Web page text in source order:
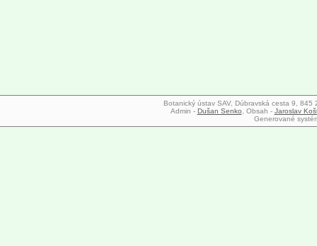
Botanický ústav SAV, Dúbravská cesta 9,
Admin - Dušan Senko , Obsah - Jaroslav
Generované